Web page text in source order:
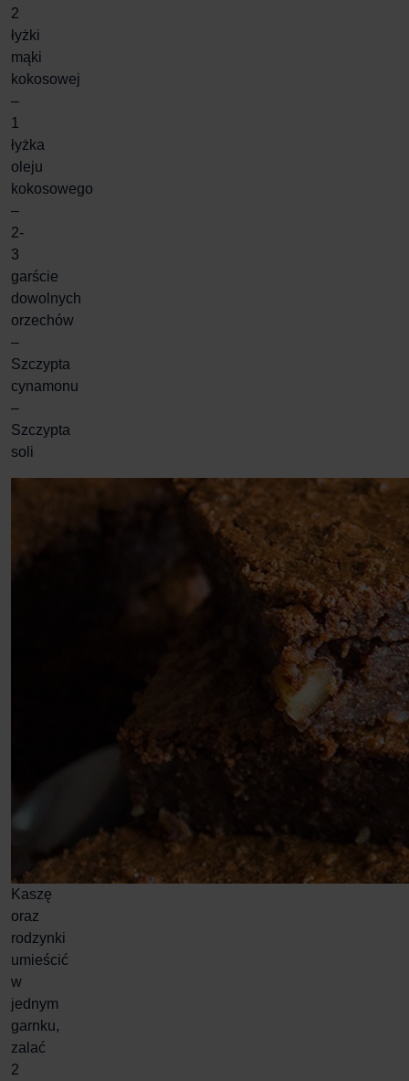
2
łyżki
mąki
kokosowej
–
1
łyżka
oleju
kokosowego
–
2-
3
garście
dowolnych
orzechów
–
Szczypta
cynamonu
–
Szczypta
soli
Kaszę
oraz
rodzynki
umieścić
w
jednym
garnku,
zalać
2